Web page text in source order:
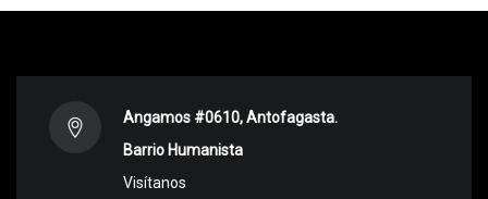
Angamos #0610, Antofagasta.
Barrio Humanista
Visítanos